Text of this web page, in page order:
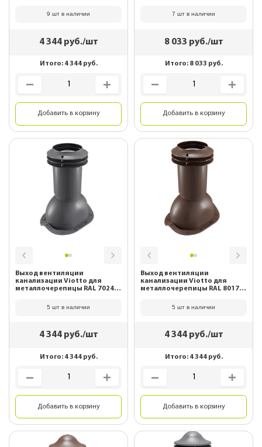
9 шт в наличии
4 344руб./шт
Итого: 4 344руб.
Добавить в корзину
мм) RAL 8017 Шоколад
7 шт в наличии
8 033 руб./шт
Итого: 8 033 руб.
Добавить в корзину
Выход вентиляции
канализации Viotto для
металлочерепицы RAL 7024
5 шт в наличии
4 344руб./шт
Итого: 4 344руб.
Добавить в корзину
Выход вентиляции
канализации Viotto для
металлочерепицы RAL 8017
5 шт в наличии
4 344руб./шт
Итого: 4 344руб.
Добавить в корзину